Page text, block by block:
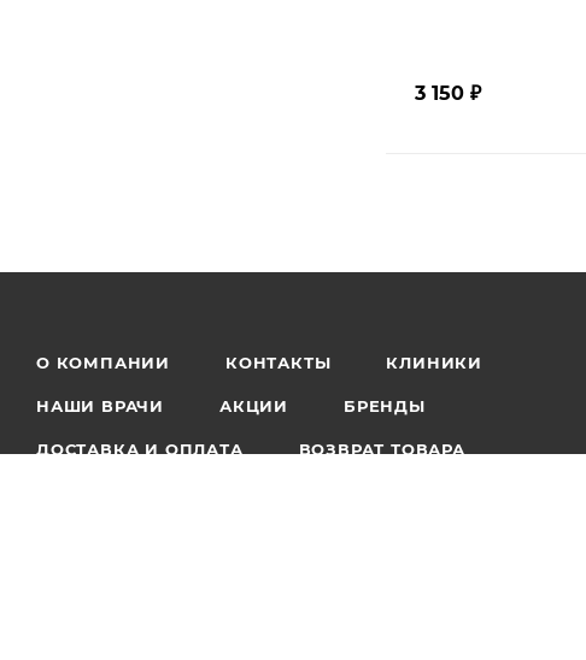
3 150 ₽
О КОМПАНИИ КОНТАКТЫ КЛИНИКИ
НАШИ ВРАЧИ АКЦИИ БРЕНДЫ
ДОСТАВКА И ОПЛАТА ВОЗВРАТ ТОВАРА